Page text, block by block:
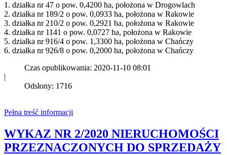
1. działka nr 47 o pow. 0,4200 ha, położona w Drogowlach
2. działka nr 189/2 o pow. 0,0933 ha, położona w Rakowie
3. działka nr 210/2 o pow. 0,2921 ha, położona w Rakowie
4. działka nr 1141 o pow. 0,0727 ha, położona w Rakowie
5. działka nr 916/4 o pow. 1,3300 ha, położona w Chańczy
6. działka nr 926/8 o pow. 0,2000 ha, położona w Chańczy
Czas opublikowania: 2020-11-10 08:01
|
Odsłony: 1716
Pełna treść informacji
WYKAZ NR 2/2020 NIERUCHOMOŚCI
PRZEZNACZONYCH DO SPRZEDAŻY